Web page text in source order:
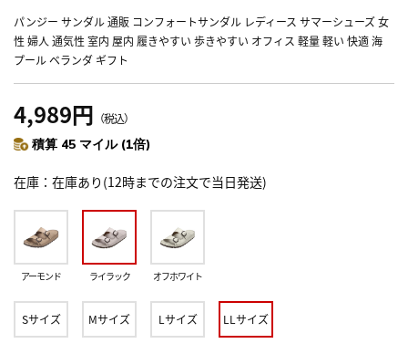
パンジー サンダル 通販 コンフォートサンダル レディース サマーシューズ 女
性 婦人 通気性 室内 屋内 履きやすい 歩きやすい オフィス 軽量 軽い 快適 海
プール ベランダ ギフト
4,989円 （税込）
積算 45 マイル (1倍)
在庫 在庫あり(12時までの注文で当日発送)
アーモンド ライラック オフホワイト
Sサイズ Mサイズ Lサイズ LLサイズ